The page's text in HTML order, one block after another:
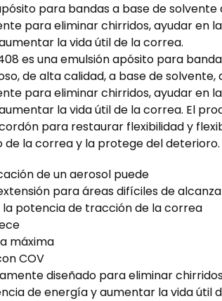
para bandas a base de solvente
para eliminar chirridos, ayudar en
la vida útil de la correa.
es una emulsión apósito para
de alta calidad, a base de solvente,
para eliminar chirridos, ayudar en
la vida útil de la correa. El
para restaurar flexibilidad y
de la correa y la protege del deterioro.
de un aerosol puede
para áreas difíciles de
potencia de tracción de la correa
máxima
COV
diseñado para eliminar
de energía y aumentar la vida útil